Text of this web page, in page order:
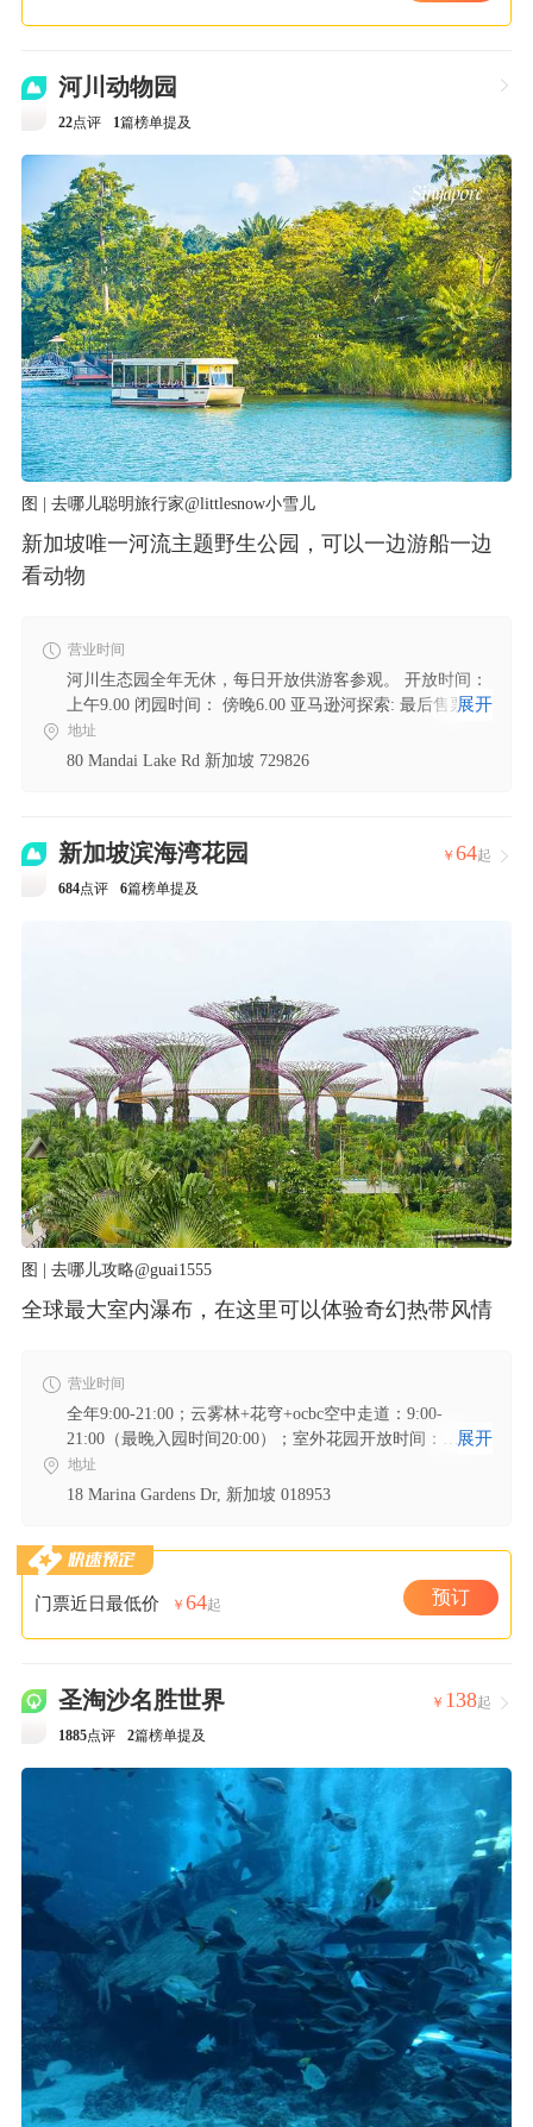
河川动物园
22点评 1篇榜单提及

图 | 去哪儿聪明旅行家@littlesnow小雪儿
新加坡唯一河流主题野生公园，可以一边游船一边
看动物
营业时间
河川生态园全年无休，每日开放供游客参观。 开放时间：
上午9.00 闭园时间： 傍晚6.00 亚马逊河探索: 最后售票:下
午3.29 | 最后游船: 下午4.30 河川生态游船: 最后售票:下午
5.00 | 最后游船:下午5.30
展开
地址
80 Mandai Lake Rd 新加坡 729826
新加坡滨海湾花园
684点评 6篇榜单提及
￥ 64起 
图 | 去哪儿攻略@guai1555
全球最大室内瀑布，在这里可以体验奇幻热带风情
营业时间
全年9:00-21:00；云雾林+花穹+ocbc空中走道：9:00-
21:00（最晚入园时间20:00）；室外花园开放时间：
5:00am-2:00pm；远东儿童乐园：周二-周五10:00-19:00；
周末及假期：9:00-21:00。
展开
地址
18 Marina Gardens Dr, 新加坡 018953
门票近日最低价 ￥ 64起 预订
圣淘沙名胜世界
1885点评 2篇榜单提及
￥ 138起 